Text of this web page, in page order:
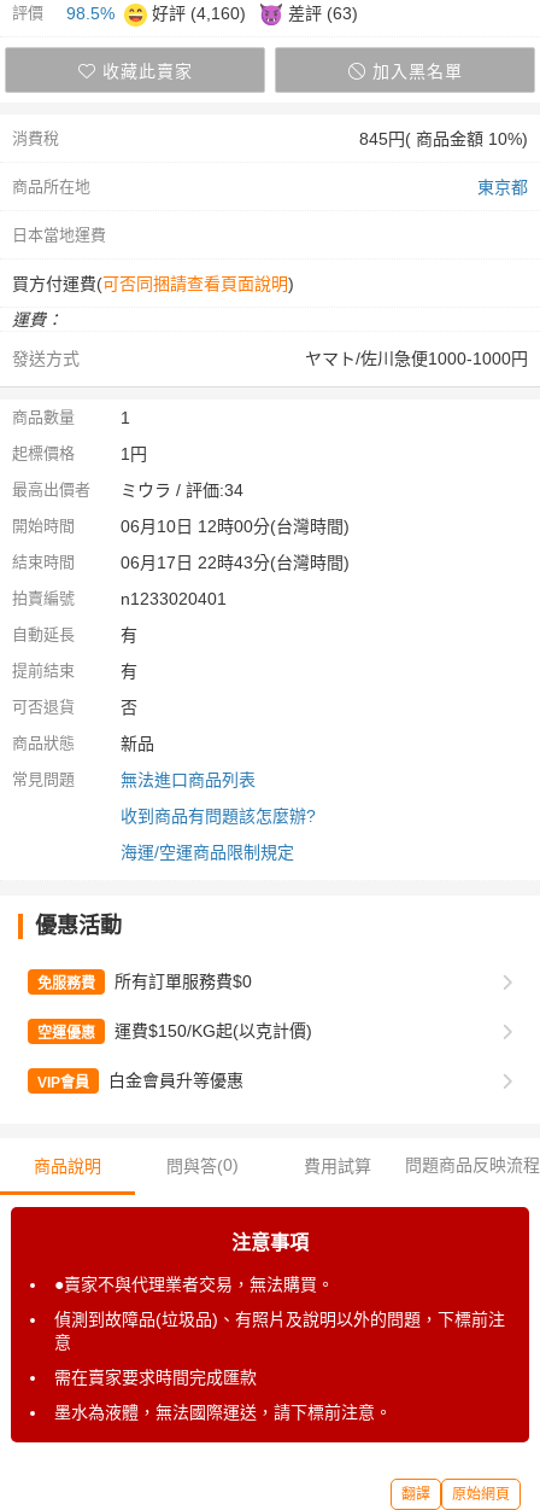
評價 98.5% 好評 (4,160) 差評 (63)
收藏此賣家 加入黑名單
消費稅 845円( 商品金額 10%)
商品所在地 東京都
日本當地運費
買方付運費(可否同捆請查看頁面說明)
運費：
發送方式
ヤマト/佐川急便1000-1000円
商品數量 1
起標價格 1円
最高出價者 ミウラ / 評価:34
開始時間 06月10日 12時00分(台灣時間)
結束時間 06月17日 22時43分(台灣時間)
拍賣編號 n1233020401
自動延長 有
提前結束 有
可否退貨 否
商品狀態 新品
常見問題
無法進口商品列表
收到商品有問題該怎麼辦?
海運/空運商品限制規定
優惠活動
免服務費 所有訂單服務費$0
空運優惠 運費$150/KG起(以克計價)
VIP會員 白金會員升等優惠
商品說明 問與答(0) 費用試算 問題商品反映流程
注意事項
●賣家不與代理業者交易，無法購買。
偵測到故障品(垃圾品)、有照片及說明以外的問題，下標前注
意
需在賣家要求時間完成匯款
墨水為液體，無法國際運送，請下標前注意。
翻譯 原始網頁